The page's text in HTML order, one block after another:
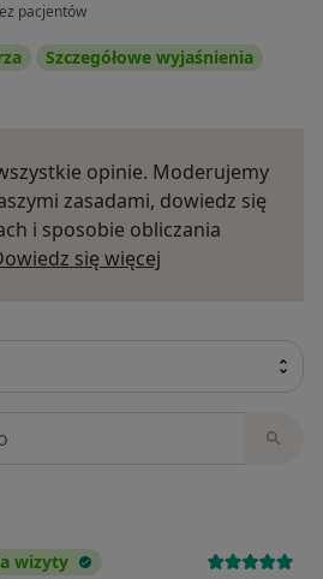
pacjentów
Szczegółowe wyjaśnienia
opinie. Moderujemy
zasadami, dowiedz się
i sposobie obliczania
się więcej
wizyty